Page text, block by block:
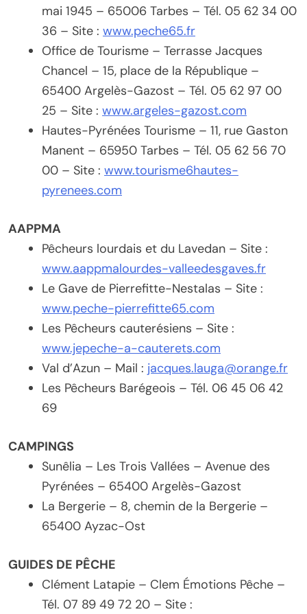
mai 1945 – 65006 Tarbes – Tél. 05 62 34 00
36 – Site : www.peche65.fr
Office de Tourisme – Terrasse Jacques
Chancel – 15, place de la République –
65400 Argelès-Gazost – Tél. 05 62 97 00
25 – Site : www.argeles-gazost.com
Hautes-Pyrénées Tourisme – 11, rue Gaston
Manent – 65950 Tarbes – Tél. 05 62 56 70
00 – Site : www.tourisme6hautes-
pyrenees.com
AAPPMA
Pêcheurs lourdais et du Lavedan – Site :
www.aappmalourdes-valleedesgaves.fr
Le Gave de Pierrefitte-Nestalas – Site :
www.peche-pierrefitte65.com
Les Pêcheurs cauterésiens – Site :
www.jepeche-a-cauterets.com
Val d’Azun – Mail : jacques.lauga@orange.fr
Les Pêcheurs Barégeois – Tél. 06 45 06 42
69
CAMPINGS
Sunêlia – Les Trois Vallées – Avenue des
Pyrénées – 65400 Argelès-Gazost
La Bergerie – 8, chemin de la Bergerie –
65400 Ayzac-Ost
GUIDES DE PÊCHE
Clément Latapie – Clem Émotions Pêche –
Tél. 07 89 49 72 20 – Site :